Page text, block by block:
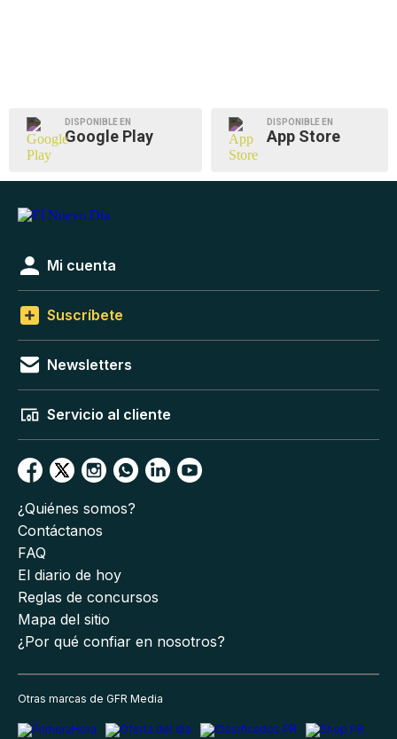
DISPONIBLE EN
Google Play
DISPONIBLE EN
App Store
Mi cuenta
Suscríbete
Newsletters
Servicio al cliente
¿Quiénes somos?
Contáctanos
FAQ
El diario de hoy
Reglas de concursos
Mapa del sitio
¿Por qué confiar en nosotros?
Otras marcas de GFR Media